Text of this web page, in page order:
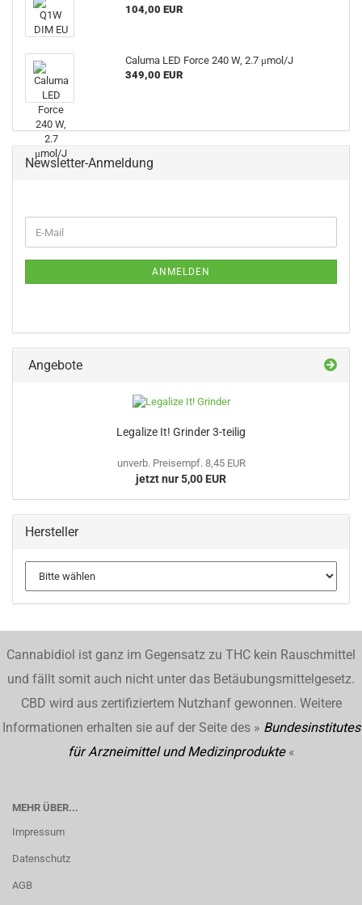
104,00 EUR
Caluma LED Force 240 W, 2.7 μmol/J
349,00 EUR
Newsletter-Anmeldung
ZUR
E-
Mail
ANMELDEN
Angebote
Legalize It! Grinder 3-teilig
unverb. Preisempf. 8,45 EUR
jetzt nur 5,00 EUR
Hersteller
Cannabidiol ist ganz im Gegensatz zu THC kein Rauschmittel
und fällt somit auch nicht unter das Betäubungsmittelgesetz.
CBD wird aus zertifiziertem Nutzhanf gewonnen. Weitere
Informationen erhalten sie auf der Seite des » Bundesinstitutes
für Arzneimittel und Medizinprodukte«
MEHR ÜBER...
Impressum
Datenschutz
AGB